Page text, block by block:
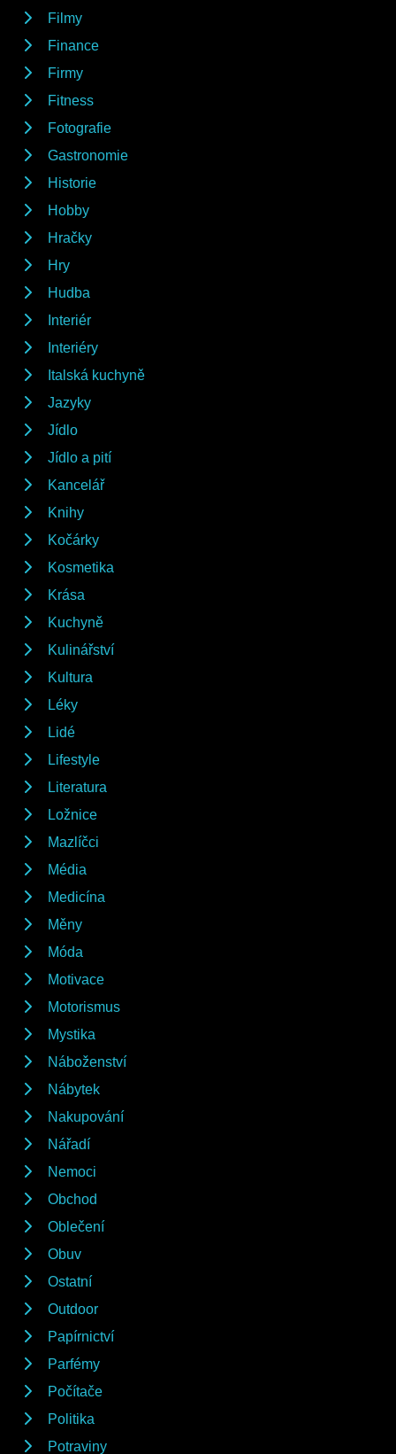
Filmy
Finance
Firmy
Fitness
Fotografie
Gastronomie
Historie
Hobby
Hračky
Hry
Hudba
Interiér
Interiéry
Italská kuchyně
Jazyky
Jídlo
Jídlo a pití
Kancelář
Knihy
Kočárky
Kosmetika
Krása
Kuchyně
Kulinářství
Kultura
Léky
Lidé
Lifestyle
Literatura
Ložnice
Mazlíčci
Média
Medicína
Měny
Móda
Motivace
Motorismus
Mystika
Náboženství
Nábytek
Nakupování
Nářadí
Nemoci
Obchod
Oblečení
Obuv
Ostatní
Outdoor
Papírnictví
Parfémy
Počítače
Politika
Potraviny